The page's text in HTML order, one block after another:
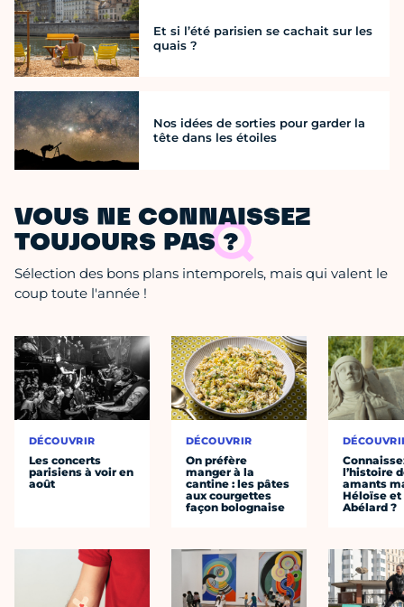
Et si l’été parisien se cachait sur les
quais ?
Nos idées de sorties pour garder la
tête dans les étoiles
VOUS NE CONNAISSEZ
TOUJOURS PAS ?
Sélection des bons plans intemporels, mais qui valent le
coup toute l'année !
DÉCOUVRIR
Les concerts
parisiens à voir en
août
DÉCOUVRIR
On préfère
manger à la
cantine : les pâtes
aux courgettes
façon bolognaise
l’histoire
amants
Héloïse et
Abélard ?